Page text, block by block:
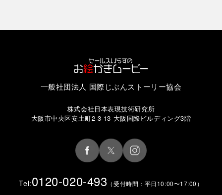
一般社団法人 国際じぶんストーリー協会
株式会社日本表現技術研究所
大阪市中央区安土町2-3-13 大阪国際ビルディング3階
Tel:0120-020-493 （受付時間：平日10:00〜17:00）